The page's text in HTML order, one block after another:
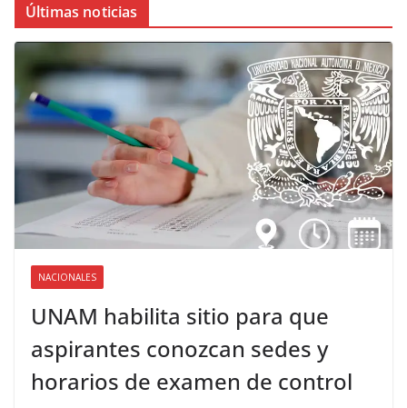
Últimas noticias
NACIONALES
UNAM habilita sitio para que
aspirantes conozcan sedes y
horarios de examen de control